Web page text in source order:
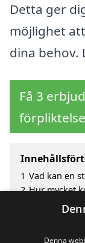
Detta ger
möjlighet
dina behov.
Få 3
1 Vad kan en
2 Hur mycket
Fördelar
Sök efter en
Denna